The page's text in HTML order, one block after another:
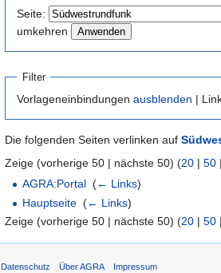
Seite:
umkehren
Filter
Vorlageneinbindungen ausblenden |
Die folgenden Seiten verlinken auf
Zeige (vorherige 50 | nächste 50) (20 | 50
AGRA:Portal (← Links)
Hauptseite (← Links)
Zeige (vorherige 50 | nächste 50) (20 | 50
Datenschutz Über AGRA Impressum